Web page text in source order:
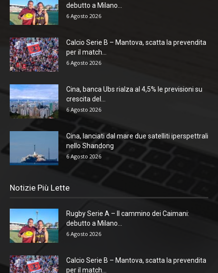
debutto a Milano...
6 Agosto 2026
Calcio Serie B – Mantova, scatta la prevendita
per il match...
6 Agosto 2026
Cina, banca Ubs rialza al 4,5% le previsioni su
crescita del...
6 Agosto 2026
Cina, lanciati dal mare due satelliti iperspettrali
nello Shandong
6 Agosto 2026
Notizie Più Lette
Rugby Serie A – Il cammino dei Caimani:
debutto a Milano...
6 Agosto 2026
Calcio Serie B – Mantova, scatta la prevendita
per il match...